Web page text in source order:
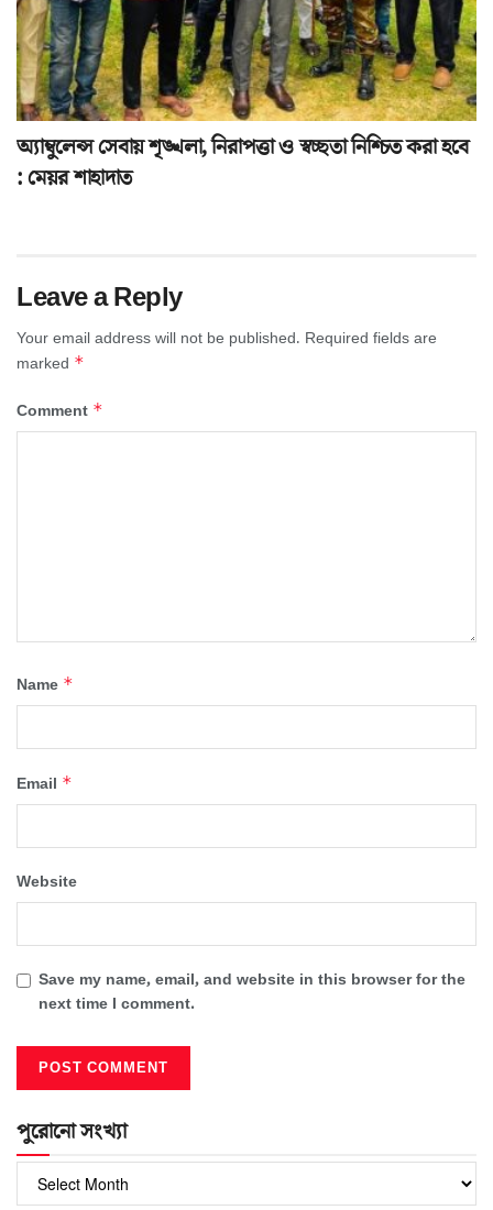
অ্যাম্বুলেন্স সেবায় শৃঙ্খলা, নিরাপত্তা ও স্বচ্ছতা নিশ্চিত করা হবে
: মেয়র শাহাদাত
Leave a Reply
Your email address will not be published. Required fields are
marked *
Comment *
Name *
Email *
Website
Save my name, email, and website in this browser for the
next time I comment.
পুরোনো সংখ্যা
পুরোনো
সংখ্যা